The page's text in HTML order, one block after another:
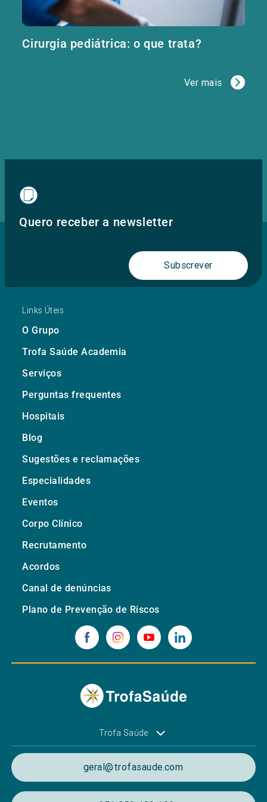
Cirurgia pediátrica: o que trata?
Ver mais
Quero receber a newsletter
Subscrever
Links Úteis
O Grupo
Trofa Saúde Academia
Serviços
Perguntas frequentes
Hospitais
Blog
Sugestões e reclamações
Especialidades
Eventos
Corpo Clínico
Recrutamento
Acordos
Canal de denúncias
Plano de Prevenção de Riscos
Trofa Saúde
geral@trofasaude.com